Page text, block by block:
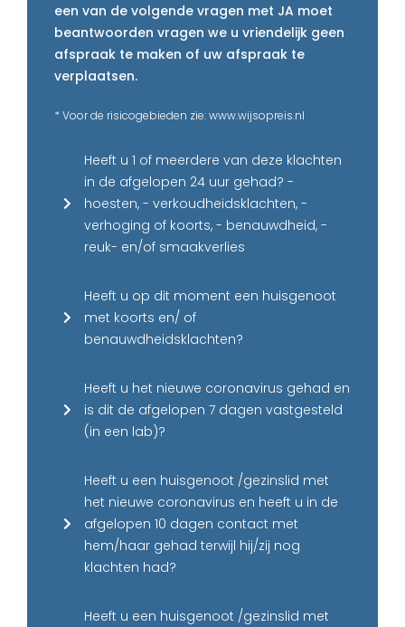
een van de volgende vragen met JA moet
beantwoorden vragen we u vriendelijk geen
afspraak te maken of uw afspraak te
verplaatsen.
* Voor de risicogebieden zie: www.wijsopreis.nl
Heeft u 1 of meerdere van deze klachten
in de afgelopen 24 uur gehad? -
hoesten, - verkoudheidsklachten, -
verhoging of koorts, - benauwdheid, -
reuk- en/of smaakverlies
Heeft u op dit moment een huisgenoot
met koorts en/ of
benauwdheidsklachten?
Heeft u het nieuwe coronavirus gehad en
is dit de afgelopen 7 dagen vastgesteld
(in een lab)?
Heeft u een huisgenoot /gezinslid met
het nieuwe coronavirus en heeft u in de
afgelopen 10 dagen contact met
hem/haar gehad terwijl hij/zij nog
klachten had?
Heeft u een huisgenoot /gezinslid met